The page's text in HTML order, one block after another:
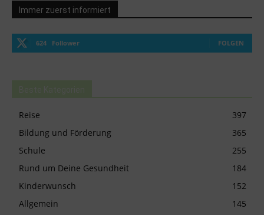
Immer zuerst informiert
624 Follower FOLGEN
Reise
397
Bildung und Förderung
365
Schule
255
Rund um Deine Gesundheit
184
Kinderwunsch
152
Allgemein
145